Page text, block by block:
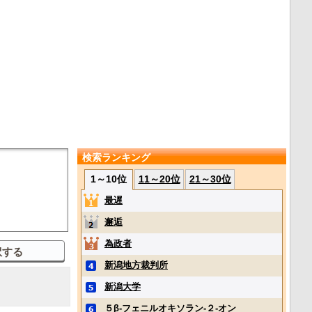
検索ランキング
1～10位
11～20位 21～30位
最遅
邂逅
為政者
新潟地方裁判所
新潟大学
５β‐フェニルオキソラン‐２‐オン